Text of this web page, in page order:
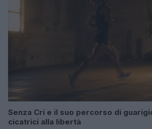
Senza Cri e il suo percorso di
cicatrici alla libertà